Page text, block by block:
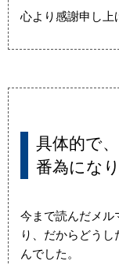
心より感謝申し上
具体的で
番為にな
今まで読んだメル
り、だからどう
んでした。